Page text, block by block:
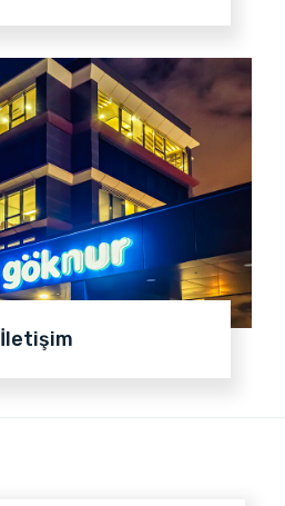
İletişim